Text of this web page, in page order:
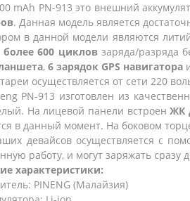
mAh PN-913 это внешний
. Данная модель является
в данной модели являются
более 600 цикловзаряда/разряда
, 6 зарядок GPS навигатора
осуществляется от сети 220
PN-913 изготовлен из
. На лицевой панели встроенЖК
в данный момент. На боковом
девайсов осуществляется с
работу, и могут заряжать
характеристики:
PINENG (Малайзия)